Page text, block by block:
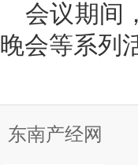
会议期间
晚会等系列
东南产经网